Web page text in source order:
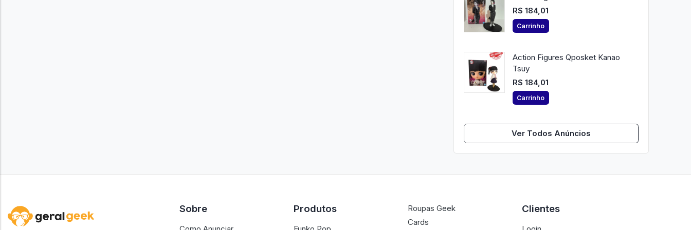
R$ 184,01
Carrinho
Action Figures Qposket Kanao
Tsuy
R$ 184,01
Carrinho
Ver Todos Anúncios
Sobre Produtos
Roupas Geek
Cards
Clientes